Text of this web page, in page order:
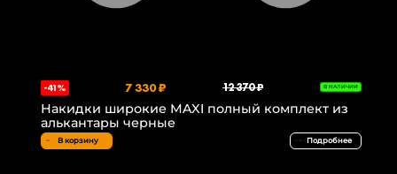
-41% 7 330 ₽ 12 370 ₽ В НАЛИЧИИ
Накидки широкие MAXI полный комплект из
алькантары черные
В корзину Подробнее